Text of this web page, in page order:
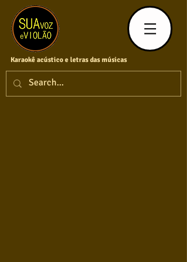
Karaokê acústico e letras das músicas